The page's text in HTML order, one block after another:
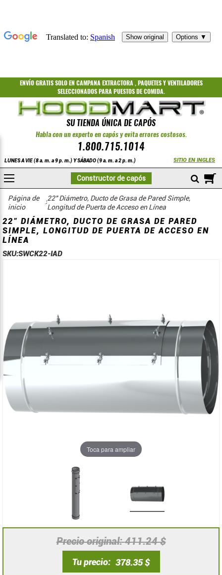
ENVÍO GRATISSOLO EN CAMPANA EXTRACTORA ,PAQUETESYVENTILADORES
SELECCIONADOS PARA PUESTOS DE COMIDA.
SU TIENDA ÚNICA DE CAPÓS
Habla con un experto en capós y evita errores costosos.
1.800.715.1014
LUNES A VIE (8 a. m. a 9 p. m.) Y SÁBADO (9 a. m. a 2 p. m.) SITIO EN INGLES
Constructor de capós
Página de
inicio
COMPRAR
22" Diámetro, Ducto de Grasa de Pared Simple,
Longitud de Puerta de Acceso en Línea
22" DIÁMETRO, DUCTO DE GRASA DE PARED
SIMPLE, LONGITUD DE PUERTA DE ACCESO EN
LÍNEA
SKU:SWCK22-IAD
Precio original 411.24 $
Tu precio 378.35 $
galería
de
imágenes
galería
de
imágenes
Toca para ampliar